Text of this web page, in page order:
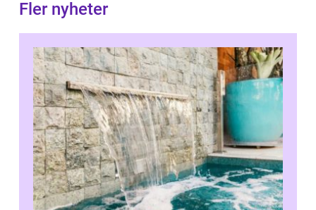
Fler nyheter